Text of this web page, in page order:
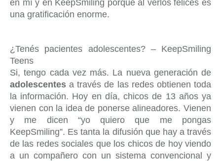
en mí y en KeepSmiling porque al verlos felices es
una gratificación enorme.
¿Tenés pacientes adolescentes? – KeepSmiling
Teens
Si, tengo cada vez más. La nueva generación de
adolescentesa través de las redes obtienen toda
la información. Hoy en día, chicos de 13 años ya
vienen con la idea de ponerse alineadores. Vienen
y me dicen “yo quiero que me pongas
KeepSmiling”. Es tanta la difusión que hay a través
de las redes sociales que los chicos de hoy viendo
a un compañero con un sistema convencional y